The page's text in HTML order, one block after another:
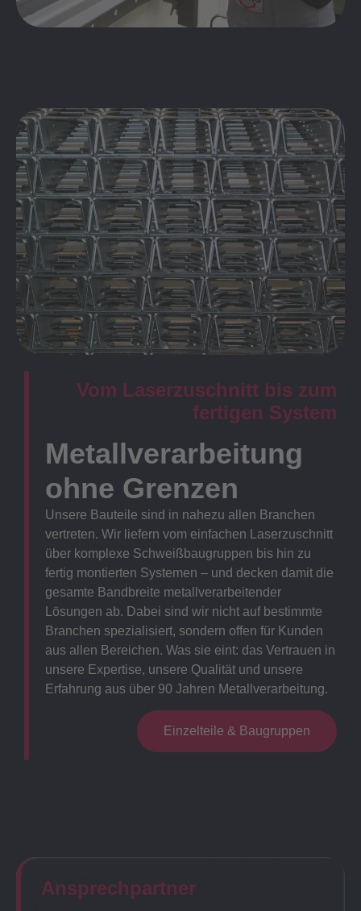
Vom Laserzuschnitt bis zum
fertigen System
Metallverarbeitung
ohne Grenzen
Unsere Bauteile sind in nahezu allen Branchen
vertreten. Wir liefern vom einfachen Laserzuschnitt
über komplexe Schweißbaugruppen bis hin zu
fertig montierten Systemen – und decken damit die
gesamte Bandbreite metallverarbeitender
Lösungen ab. Dabei sind wir nicht auf bestimmte
Branchen spezialisiert, sondern offen für Kunden
aus allen Bereichen. Was sie eint: das Vertrauen in
unsere Expertise, unsere Qualität und unsere
Erfahrung aus über 90 Jahren Metallverarbeitung.
Einzelteile & Baugruppen
Ansprechpartner​